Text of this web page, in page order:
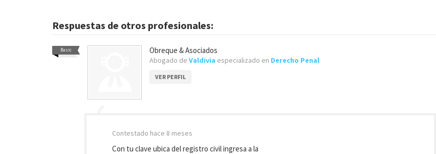
Respuestas de otros profesionales:
Basic Obreque & Asociados
Abogado de Valdivia especializado en Derecho Penal
VER PERFIL
Contestado hace 8 meses
Con tu clave ubica del registro civil ingresa a la